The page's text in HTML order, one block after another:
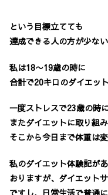
という目標立てても
達成できる人の方が少ない
私は18〜19歳の時に
合計で20キロのダイエッ
一度ストレスで23歳の時
またダイエットに取り組
そこから今日まで体重は
私のダイエット体験記が
おりますが、ダイエット
ですし、 日常生活で普通